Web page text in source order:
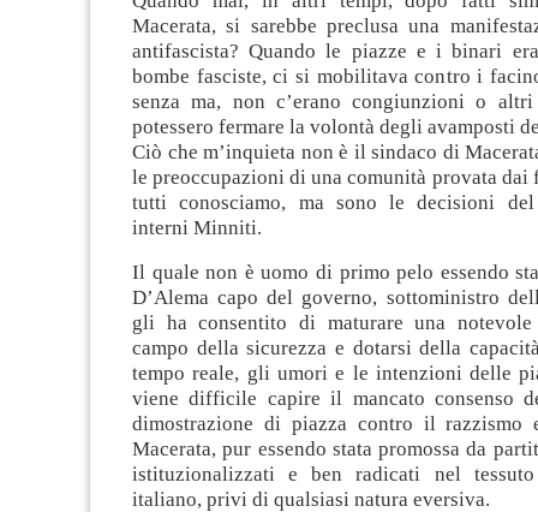
Macerata, si sarebbe preclusa una
antifascista? Quando le piazze e i binari
bombe fasciste, ci si mobilitava contro i
senza ma, non c’erano congiunzioni o
potessero fermare la volontà degli avamposti
Ciò che m’inquieta non è il sindaco di
le preoccupazioni di una comunità provata dai
tutti conosciamo, ma sono le decisioni
interni Minniti.
Il quale non è uomo di primo pelo essendo
D’Alema capo del governo, sottoministro
gli ha consentito di maturare una notevole
campo della sicurezza e dotarsi della
tempo reale, gli umori e le intenzioni delle
viene difficile capire il mancato consenso
dimostrazione di piazza contro il razzismo
Macerata, pur essendo stata promossa da
istituzionalizzati e ben radicati nel
italiano, privi di qualsiasi natura eversiva.